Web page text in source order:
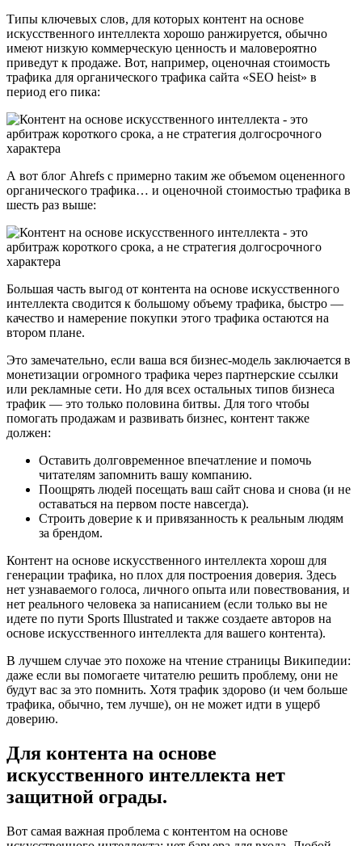
Типы ключевых слов, для которых контент на основе
искусственного интеллекта хорошо ранжируется, обычно
имеют низкую коммерческую ценность и маловероятно
приведут к продаже. Вот, например, оценочная стоимость
трафика для органического трафика сайта «SEO heist» в
период его пика:
А вот блог Ahrefs с примерно таким же объемом оцененного
органического трафика… и оценочной стоимостью трафика в
шесть раз выше:
Большая часть выгод от контента на основе искусственного
интеллекта сводится к большому объему трафика, быстро —
качество и намерение покупки этого трафика остаются на
втором плане.
Это замечательно, если ваша вся бизнес-модель заключается в
монетизации огромного трафика через партнерские ссылки
или рекламные сети. Но для всех остальных типов бизнеса
трафик — это только половина битвы. Для того чтобы
помогать продажам и развивать бизнес, контент также
должен:
Оставить долговременное впечатление и помочь
читателям запомнить вашу компанию.
Поощрять людей посещать ваш сайт снова и снова (и не
оставаться на первом посте навсегда).
Строить доверие к и привязанность к реальным людям
за брендом.
Контент на основе искусственного интеллекта хорош для
генерации трафика, но плох для построения доверия. Здесь
нет узнаваемого голоса, личного опыта или повествования, и
нет реального человека за написанием (если только вы не
идете по пути Sports Illustrated и также создаете авторов на
основе искусственного интеллекта для вашего контента).
В лучшем случае это похоже на чтение страницы Википедии:
даже если вы помогаете читателю решить проблему, они не
будут вас за это помнить. Хотя трафик здорово (и чем больше
трафика, обычно, тем лучше), он не может идти в ущерб
доверию.
Для контента на основе
искусственного интеллекта нет
защитной ограды.
Вот самая важная проблема с контентом на основе